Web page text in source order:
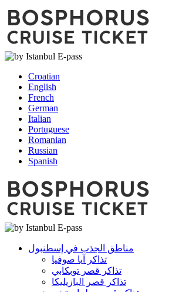
Croatian
English
French
German
Italian
Portuguese
Romanian
Russian
Spanish
مناطق الجذب في إسطنبول
تذاكر آيا صوفيا
تذاكر قصر توبكابي
تذاكر قصر البازيليكا